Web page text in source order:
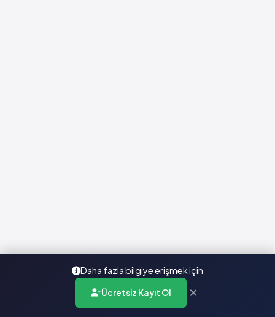
Daha fazla bilgiye erişmek için
Ücretsiz Kayıt Ol ×